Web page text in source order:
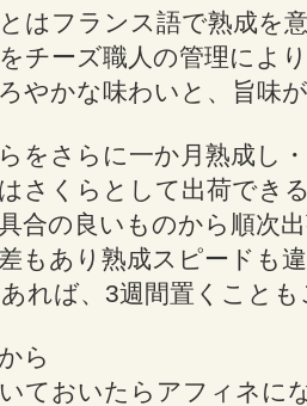
とはフランス語で熟成を
チーズ職人の管理によ
やかな味わいと、旨味
をさらに一か月熟成し
さくらとして出荷でき
合の良いものから順次
もあり熟成スピードも
れば、3週間置くこと
ら
いておいたらアフィネに